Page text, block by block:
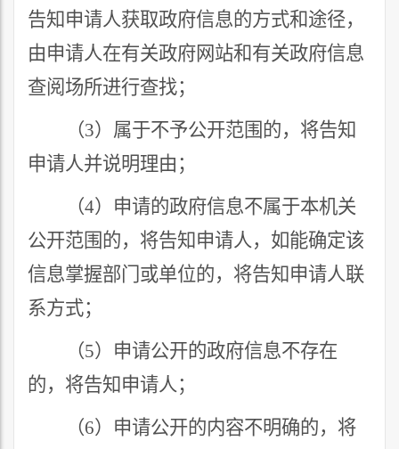
告知申请人获取政府信息的方式和途径，
由申请人在有关政府网站和有关政府信息
查阅场所进行查找；
（3）属于不予公开范围的，将告知
申请人并说明理由；
（4）申请的政府信息不属于本机关
公开范围的，将告知申请人，如能确定该
信息掌握部门或单位的，将告知申请人联
系方式；
（5）申请公开的政府信息不存在
的，将告知申请人；
（6）申请公开的内容不明确的，将